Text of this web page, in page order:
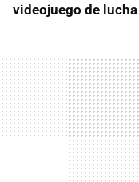
videojuego de